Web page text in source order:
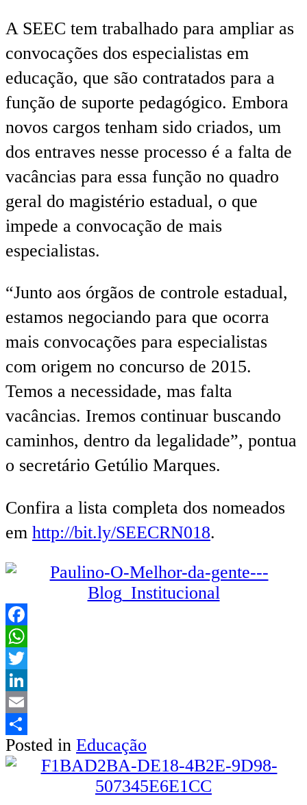
A SEEC tem trabalhado para ampliar as
convocações dos especialistas em
educação, que são contratados para a
função de suporte pedagógico. Embora
novos cargos tenham sido criados, um
dos entraves nesse processo é a falta de
vacâncias para essa função no quadro
geral do magistério estadual, o que
impede a convocação de mais
especialistas.
“Junto aos órgãos de controle estadual,
estamos negociando para que ocorra
mais convocações para especialistas
com origem no concurso de 2015.
Temos a necessidade, mas falta
vacâncias. Iremos continuar buscando
caminhos, dentro da legalidade”, pontua
o secretário Getúlio Marques.
Confira a lista completa dos nomeados
em http://bit.ly/SEECRN018.
Facebook
WhatsApp
Twitter
LinkedIn
Email
Share
Posted in Educação